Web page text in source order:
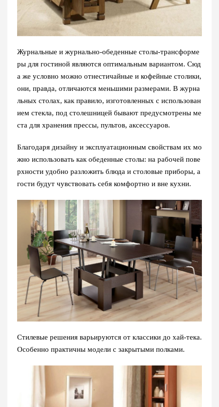
Журнальные и журнально-обеденные столы-трансформе
ры для гостиной являются оптимальным вариантом. Сюд
а же условно можно отнестичайные и кофейные столики,
они, правда, отличаются меньшими размерами. В журна
льных столах, как правило, изготовленных с использован
ием стекла, под столешницей бывают предусмотрены ме
ста для хранения прессы, пультов, аксессуаров.
Благодаря дизайну и эксплуатационным свойствам их мо
жно использовать как обеденные столы: на рабочей пове
рхности удобно разложить блюда и столовые приборы, а
гости будут чувствовать себя комфортно и вне кухни.
Стилевые решения варьируются от классики до хай-тека.
Особенно практичны модели с закрытыми полками.